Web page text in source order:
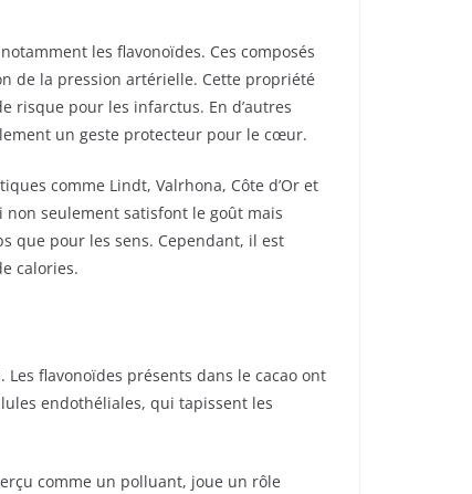
les flavonoïdes. Ces composés
de la pression artérielle. Cette propriété
risque pour les infarctus. En d’autres
un geste protecteur pour le cœur.
comme Lindt, Valrhona, Côte d’Or et
non seulement satisfont le goût mais
que pour les sens. Cependant, il est
calories.
flavonoïdes présents dans le cacao ont
endothéliales, qui tapissent les
comme un polluant, joue un rôle